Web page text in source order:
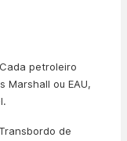
Cada petroleiro
Marshall ou EAU,
Transbordo de